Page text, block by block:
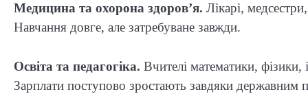
Медицина та охорона здоров’я. Лікарі,
Навчання довге, але затребуване завжди.
Освіта та педагогіка. Вчителі математики,
Зарплати поступово зростають завдяки державним